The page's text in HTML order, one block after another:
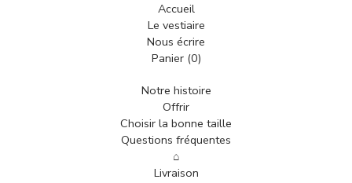
Accueil
Le vestiaire
Nous écrire
Panier (0)
Notre histoire
Offrir
Choisir la bonne taille
Questions fréquentes
⌂
Livraison